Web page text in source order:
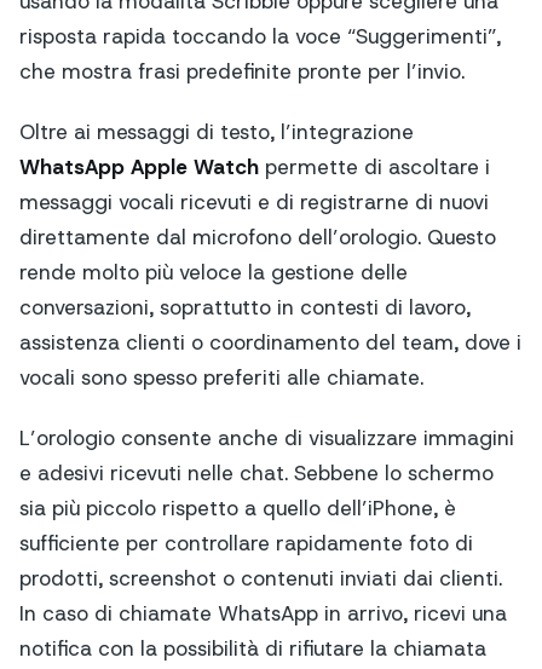
risposta rapida toccando la voce “Suggerimenti”,
che mostra frasi predefinite pronte per l’invio.
Oltre ai messaggi di testo, l’integrazione
WhatsApp Apple Watch permette di ascoltare i
messaggi vocali ricevuti e di registrarne di nuovi
direttamente dal microfono dell’orologio. Questo
rende molto più veloce la gestione delle
conversazioni, soprattutto in contesti di lavoro,
assistenza clienti o coordinamento del team, dove i
vocali sono spesso preferiti alle chiamate.
L’orologio consente anche di visualizzare immagini
e adesivi ricevuti nelle chat. Sebbene lo schermo
sia più piccolo rispetto a quello dell’iPhone, è
sufficiente per controllare rapidamente foto di
prodotti, screenshot o contenuti inviati dai clienti.
In caso di chiamate WhatsApp in arrivo, ricevi una
notifica con la possibilità di rifiutare la chiamata